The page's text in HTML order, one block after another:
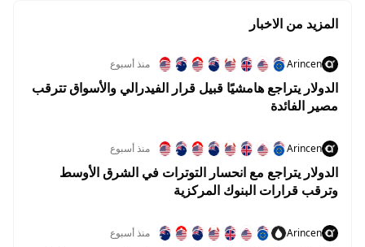
المزيد من الاخبار
Arincen منذ أسبوع
الدولار يتراجع هامشيًا قبيل قرار الفيدرالي والأسواق تترقب
مصير الفائدة
Arincen منذ أسبوع
الدولار يتراجع مع انحسار التوترات في الشرق الأوسط
وترقب قرارات البنوك المركزية
Arincen منذ أسبوع